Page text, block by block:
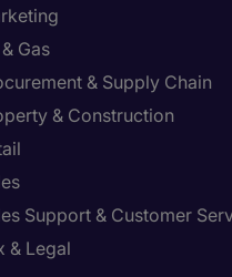
Gas
& Supply Chain
& Construction
Support & Customer
& Legal